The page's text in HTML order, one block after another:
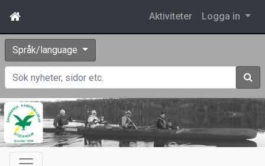
Aktiviteter Logga in
Språk/language
Sök